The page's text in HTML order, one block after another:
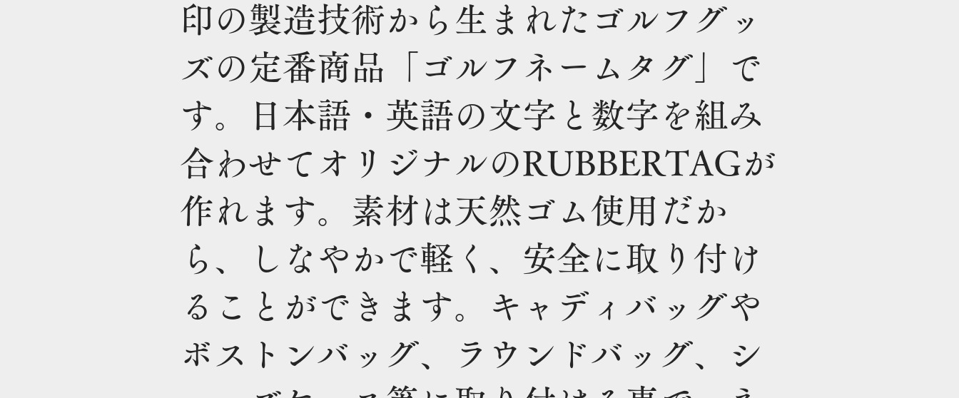
印の製造技術から生まれたゴルフグッ
ズの定番商品「ゴルフネームタグ」で
す。日本語・英語の文字と数字を組み
合わせてオリジナルのRUBBERTAGが
作れます。素材は天然ゴム使用だか
ら、しなやかで軽く、安全に取り付け
ることができます。キャディバッグや
ボストンバッグ、ラウンドバッグ、シ